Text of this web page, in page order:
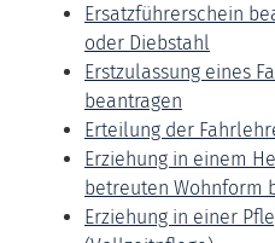
Ersatzführerschein
oder Diebstahl
Erstzulassung eines
beantragen
Erteilung der
Erziehung in einem
betreuten Wohnform
Erziehung in einer